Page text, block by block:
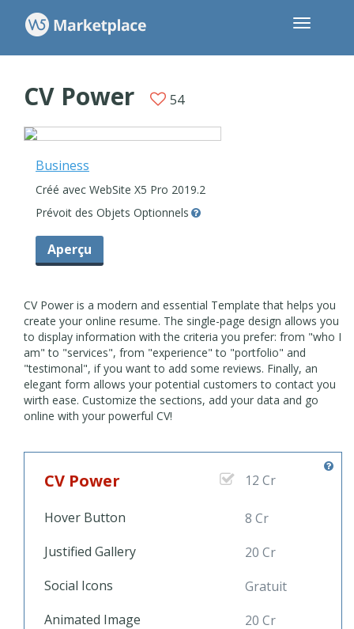
CV Power 54
Business
Créé avec WebSite X5 Pro 2019.2
Prévoit des Objets Optionnels
Aperçu
CV Power is a modern and essential Template that helps you
create your online resume. The single-page design allows you
to display information with the criteria you prefer: from "who I
am" to "services", from "experience" to "portfolio" and
"testimonal", if you want to add some reviews. Finally, an
elegant form allows your potential customers to contact you
wirth ease. Customize the sections, add your data and go
online with your powerful CV!
CV Power 12 Cr
Hover Button
8 Cr
Justified Gallery
20 Cr
Social Icons
Gratuit
Animated Image
20 Cr